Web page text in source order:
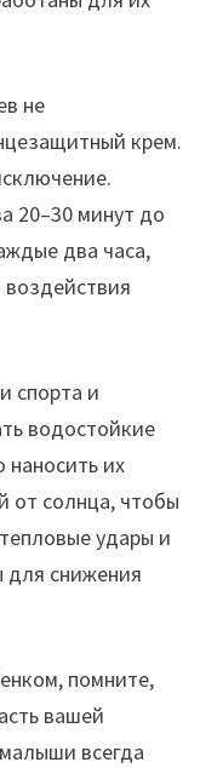
не
крем.
20–30 минут до
два часа,
спорта и
водостойкие
наносить их
от солнца, чтобы
удары и
снижения
помните,
вашей
всегда